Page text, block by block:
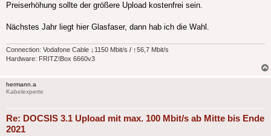
Preiserhöhung sollte der größere Upload kostenfrei sein.
Nächstes Jahr liegt hier Glasfaser, dann hab ich die Wahl.
Connection: Vodafone Cable ↓ 1150 Mbit/s / ↑56,7 Mbit/s
Hardware: FRITZ!Box 6660v3
hermann.a
Kabelexperte
Re: DOCSIS 3.1 Upload mit max. 100 Mbit/s ab Mitte bis Ende
2021